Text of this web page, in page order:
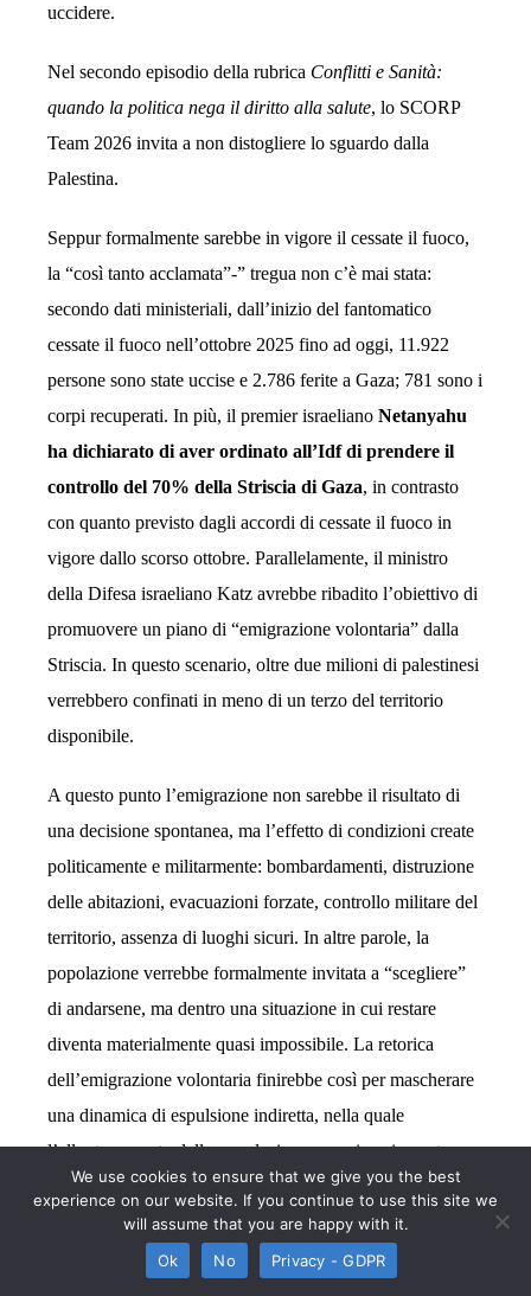
uccidere.
Nel secondo episodio della rubrica Conflitti e Sanità:
quando la politica nega il diritto alla salute, lo SCORP
Team 2026 invita a non distogliere lo sguardo dalla
Palestina.
Seppur formalmente sarebbe in vigore il cessate il fuoco,
la “così tanto acclamata”-” tregua non c’è mai stata:
secondo dati ministeriali, dall’inizio del fantomatico
cessate il fuoco nell’ottobre 2025 fino ad oggi, 11.922
persone sono state uccise e 2.786 ferite a Gaza; 781 sono i
corpi recuperati. In più, il premier israeliano Netanyahu
ha dichiarato di aver ordinato all’Idf di prendere il
controllo del 70% della Striscia di Gaza, in contrasto
con quanto previsto dagli accordi di cessate il fuoco in
vigore dallo scorso ottobre. Parallelamente, il ministro
della Difesa israeliano Katz avrebbe ribadito l’obiettivo di
promuovere un piano di “emigrazione volontaria” dalla
Striscia. In questo scenario, oltre due milioni di palestinesi
verrebbero confinati in meno di un terzo del territorio
disponibile.
A questo punto l’emigrazione non sarebbe il risultato di
una decisione spontanea, ma l’effetto di condizioni create
politicamente e militarmente: bombardamenti, distruzione
delle abitazioni, evacuazioni forzate, controllo militare del
territorio, assenza di luoghi sicuri. In altre parole, la
popolazione verrebbe formalmente invitata a “scegliere”
di andarsene, ma dentro una situazione in cui restare
diventa materialmente quasi impossibile. La retorica
dell’emigrazione volontaria finirebbe così per mascherare
una dinamica di espulsione indiretta, nella quale
l’allontanamento della popolazione non viene imposto
esclusivamente attraverso un ordine formale, ma attraverso
la costruzione di un contesto in cui restare diventa sempre
più impraticabile.
We use cookies to ensure that we give you the best
experience on our website. If you continue to use this site we
will assume that you are happy with it.
Ok
No Privacy - GDPR